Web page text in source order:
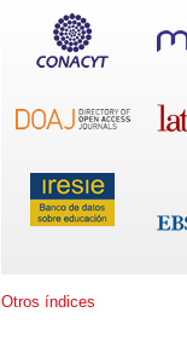
Otros índices